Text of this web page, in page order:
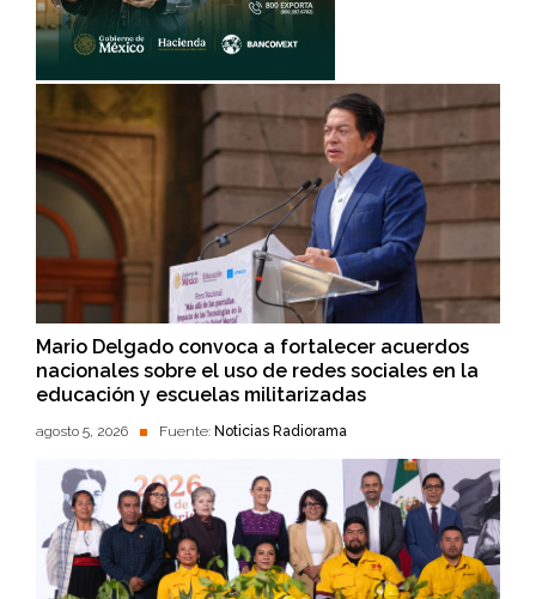
Mario Delgado convoca a fortalecer acuerdos
nacionales sobre el uso de redes sociales en la
educación y escuelas militarizadas
agosto 5, 2026 Fuente: Noticias Radiorama